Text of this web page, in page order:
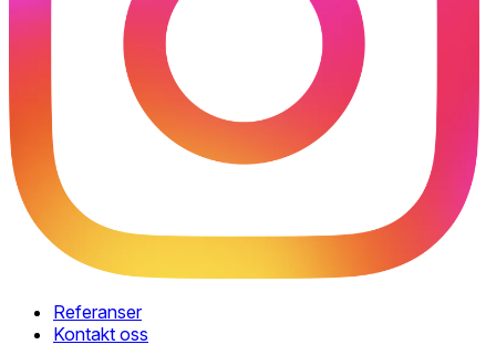
Referanser
Kontakt oss